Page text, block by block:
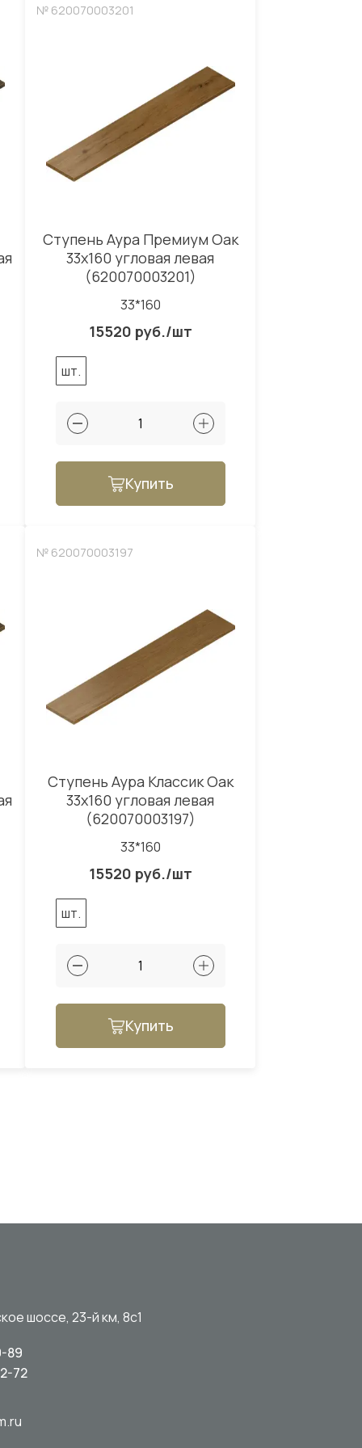
№ 620070003201
Ступень Аура Премиум Оак
33x160 угловая левая
(620070003201)
33*160
15520 руб./шт
шт.
Купить
№ 620070003197
Ступень Аура Классик Оак
33x160 угловая левая
(620070003197)
33*160
15520 руб./шт
шт.
Купить
шоссе, 23-й км, 8с1
89
72